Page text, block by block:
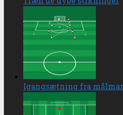
Igangsætning fra